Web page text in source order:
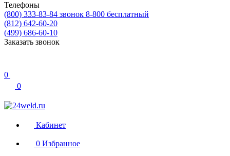
Телефоны
(800) 333-83-84 звонок 8-800 бесплатный
(812) 642-60-20
(499) 686-60-10
Заказать звонок
0
0
Кабинет
0 Избранное